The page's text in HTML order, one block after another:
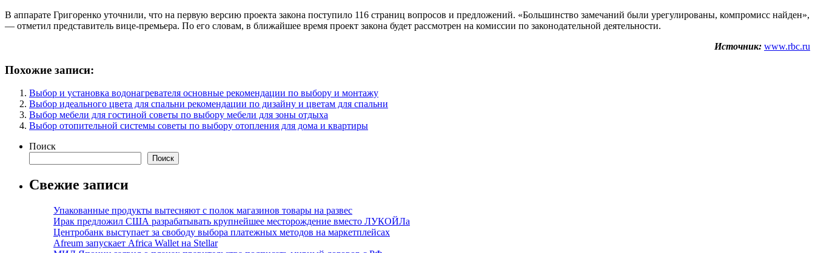
В аппарате Григоренко уточнили, что на первую версию проекта закона поступило 116 страниц вопросов и предложений. «Большинство замечаний были урегулированы, компромисс найден»,
— отметил представитель вице-премьера. По его словам, в ближайшее время проект закона будет рассмотрен на комиссии по законодательной деятельности.
Источник: www.rbc.ru
Похожие записи:
Выбор и установка водонагревателя основные рекомендации по выбору и монтажу
Выбор идеального цвета для спальни рекомендации по дизайну и цветам для спальни
Выбор мебели для гостиной советы по выбору мебели для зоны отдыха
Выбор отопительной системы советы по выбору отопления для дома и квартиры
Поиск
Поиск
Свежие записи
Упакованные продукты вытесняют с полок магазинов товары на развес
Ирак предложил США разрабатывать крупнейшее месторождение вместо ЛУКОЙЛа
Центробанк выступает за свободу выбора платежных методов на маркетплейсах
Afreum запускает Africa Wallet на Stellar